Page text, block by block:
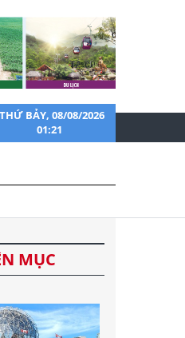
THỨ BẢY, 08/08/2026
01:21
MỤC